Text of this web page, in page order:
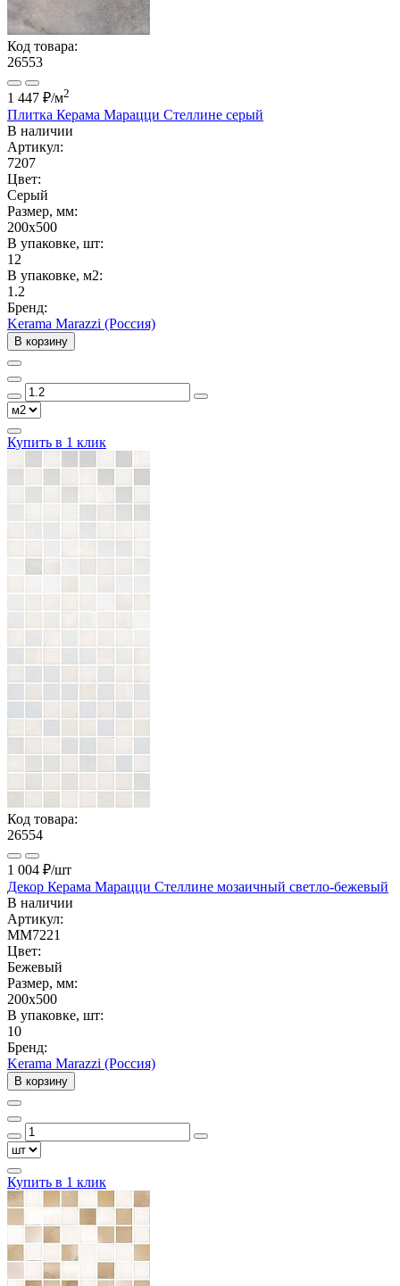
Код товара:
26553
1 447 ₽/м2
Плитка Керама Марацци Стеллине серый
В наличии
Артикул:
7207
Цвет:
Серый
Размер, мм:
200x500
В упаковке, шт:
12
В упаковке, м2:
1.2
Бренд:
Kerama Marazzi (Россия)
В корзину
Купить в 1 клик
Код товара:
26554
1 004 ₽/шт
Декор Керама Марацци Стеллине мозаичный светло-бежевый
В наличии
Артикул:
MM7221
Цвет:
Бежевый
Размер, мм:
200x500
В упаковке, шт:
10
Бренд:
Kerama Marazzi (Россия)
В корзину
Купить в 1 клик